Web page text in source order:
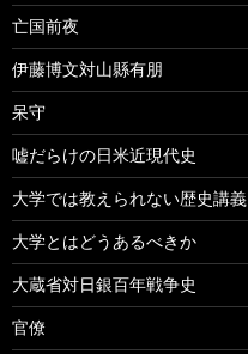
亡国前夜
伊藤博文対山縣有朋
呆守
嘘だらけの日米近現代史
大学では教えられない歴史講義
大学とはどうあるべきか
大蔵省対日銀百年戦争史
官僚